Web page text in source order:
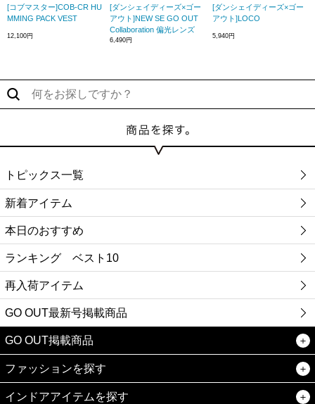
[コブマスター]COB-CR HU
MMING PACK VEST
12,100円
[ダンシェイディーズ×ゴー
アウト]NEW SE GO OUT
Collaboration 偏光レンズ
6,490円
[ダンシェイディーズ×ゴー
アウト]LOCO
5,940円
トピックス一覧
新着アイテム
本日のおすすめ
ランキング ベスト10
再入荷アイテム
GO OUT最新号掲載商品
GO OUT掲載商品
ファッションを探す
インドアアイテムを探す